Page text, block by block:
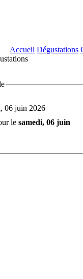
Accueil Dégustations
06 juin 2026
le samedi, 06 juin